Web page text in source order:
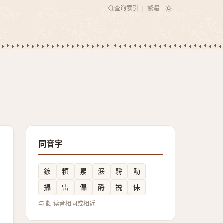
查询索引 繁體
同音字
錑 頪 累 涙 䮑
䣦
攂
雷 儡 酹 祱 㑍
与 纇 读音相同或相近